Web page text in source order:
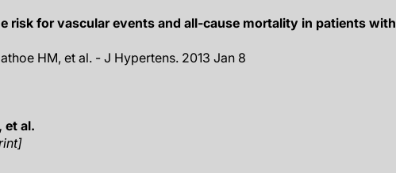
risk for vascular events and all-cause mortality in patients with
HM, et al. - J Hypertens. 2013 Jan 8
et al.